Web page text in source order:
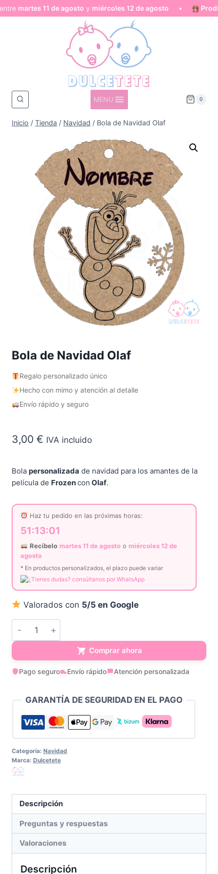
martes 11 de agostoymiércoles 12 de agosto•
MENU 0
Inicio / Tienda / Navidad / Bola de Navidad Olaf
Bola de Navidad Olaf
Regalo personalizado único
Hecho con mimo y atención al detalle
Envío rápido y seguro
3,00 € IVA incluido
Bola personalizada de navidad para los amantes de la
película de Frozencon Olaf.
Haz tu pedido en las próximas horas:
51:13:01
Recíbelo martes 11 de agostoo miércoles 12 de
agosto
* En productos personalizados, el plazo puede variar
¿Tienes dudas? consúltanos por WhatsApp
Valorados con 5/5 en Google
Navidad
Olaf
Comprar ahora
Pago seguro Envío rápido Atención personalizada
GARANTÍA DE SEGURIDAD EN EL PAGO
Categoría: Navidad
Marca: Dulcetete
Descripción
Preguntas y respuestas
Valoraciones
Descripción